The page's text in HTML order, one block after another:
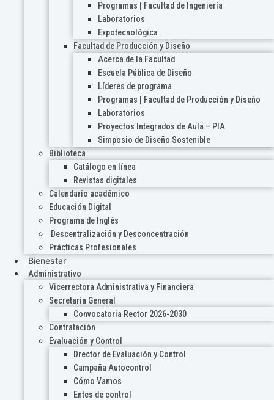
Programas | Facultad de Ingeniería
Laboratorios
Expotecnológica
Facultad de Producción y Diseño
Acerca de la Facultad
Escuela Pública de Diseño
Líderes de programa
Programas | Facultad de Producción y Diseño
Laboratorios
Proyectos Integrados de Aula – PIA
Simposio de Diseño Sostenible
Biblioteca
Catálogo en línea
Revistas digitales
Calendario académico
Educación Digital
Programa de Inglés
Descentralización y Desconcentración
Prácticas Profesionales
Bienestar
Administrativo
Vicerrectora Administrativa y Financiera
Secretaría General
Convocatoria Rector 2026-2030
Contratación
Evaluación y Control
Drector de Evaluación y Control
Campaña Autocontrol
Cómo Vamos
Entes de control